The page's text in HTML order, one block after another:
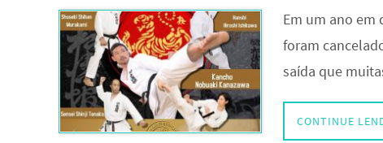
Em um ano em
foram
saída que
CONTINUE